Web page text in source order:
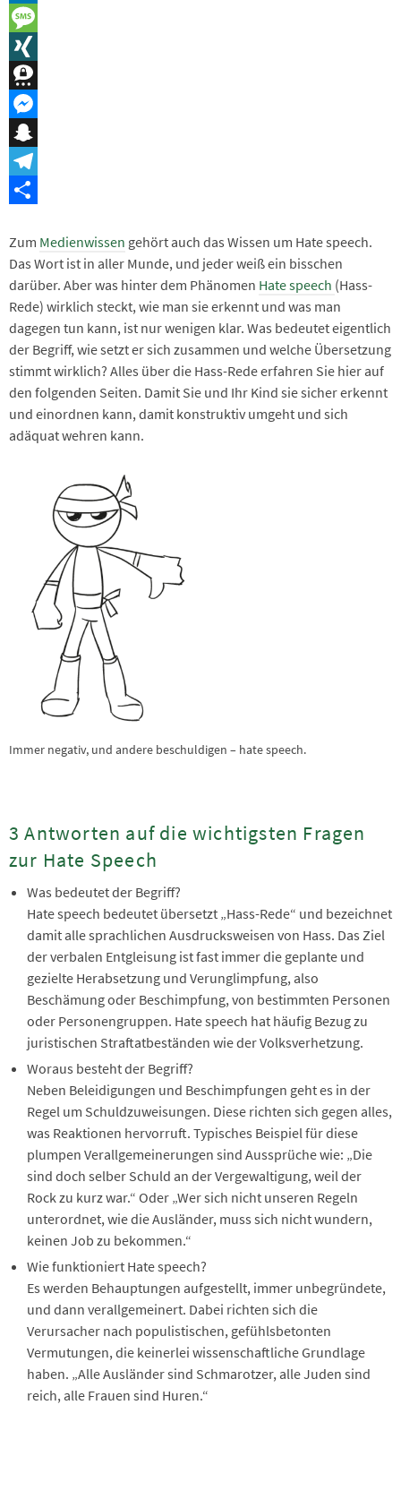
LinkedIn
Message
XING
Threema
Messenger
Snapchat
Telegram
Zum Medienwissen gehört auch das Wissen um Hate speech.
Das Wort ist in aller Munde, und jeder weiß ein bisschen
darüber. Aber was hinter dem Phänomen Hate speech (Hass-
Rede) wirklich steckt, wie man sie erkennt und was man
dagegen tun kann, ist nur wenigen klar. Was bedeutet eigentlich
der Begriff, wie setzt er sich zusammen und welche Übersetzung
stimmt wirklich? Alles über die Hass-Rede erfahren Sie hier auf
den folgenden Seiten. Damit Sie und Ihr Kind sie sicher erkennt
und einordnen kann, damit konstruktiv umgeht und sich
adäquat wehren kann.
Immer negativ, und andere beschuldigen – hate speech.
3 Antworten auf die wichtigsten Fragen
zur Hate Speech
Was bedeutet der Begriff?
Hate speech bedeutet übersetzt „Hass-Rede“ und bezeichnet
damit alle sprachlichen Ausdrucksweisen von Hass. Das Ziel
der verbalen Entgleisung ist fast immer die geplante und
gezielte Herabsetzung und Verunglimpfung, also
Beschämung oder Beschimpfung, von bestimmten Personen
oder Personengruppen. Hate speech hat häufig Bezug zu
juristischen Straftatbeständen wie der Volksverhetzung.
Woraus besteht der Begriff?
Neben Beleidigungen und Beschimpfungen geht es in der
Regel um Schuldzuweisungen. Diese richten sich gegen alles,
was Reaktionen hervorruft. Typisches Beispiel für diese
plumpen Verallgemeinerungen sind Aussprüche wie: „Die
sind doch selber Schuld an der Vergewaltigung, weil der
Rock zu kurz war.“ Oder „Wer sich nicht unseren Regeln
unterordnet, wie die Ausländer, muss sich nicht wundern,
keinen Job zu bekommen.“
Wie funktioniert Hate speech?
Es werden Behauptungen aufgestellt, immer unbegründete,
und dann verallgemeinert. Dabei richten sich die
Verursacher nach populistischen, gefühlsbetonten
Vermutungen, die keinerlei wissenschaftliche Grundlage
haben. „Alle Ausländer sind Schmarotzer, alle Juden sind
reich, alle Frauen sind Huren.“